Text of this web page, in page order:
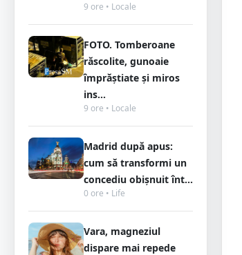
9 ore • Locale
FOTO. Tomberoane
răscolite, gunoaie
împrăștiate și miros
ins...
9 ore • Locale
Madrid după apus:
cum să transformi un
concediu obișnuit înt...
0 ore • Life
Vara, magneziul
dispare mai repede